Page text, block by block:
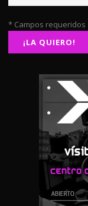
* Campos requeridos